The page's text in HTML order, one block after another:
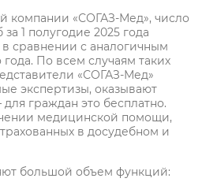
компании «СОГАЗ-Мед», число
1 полугодие 2025 года
сравнении с аналогичным
По всем случаям таких
«СОГАЗ-Мед»
экспертизы, оказывают
граждан это бесплатно.
медицинской помощи,
в досудебном и
большой объем функций: